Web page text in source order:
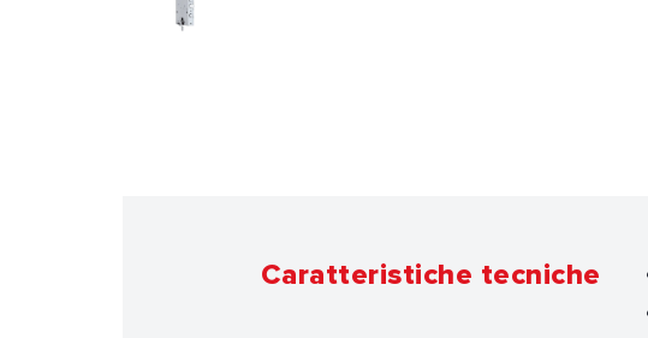
Caratteristiche tecniche